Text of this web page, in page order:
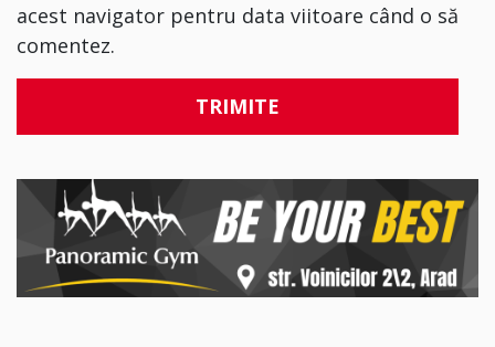
acest navigator pentru data viitoare când o să
comentez.